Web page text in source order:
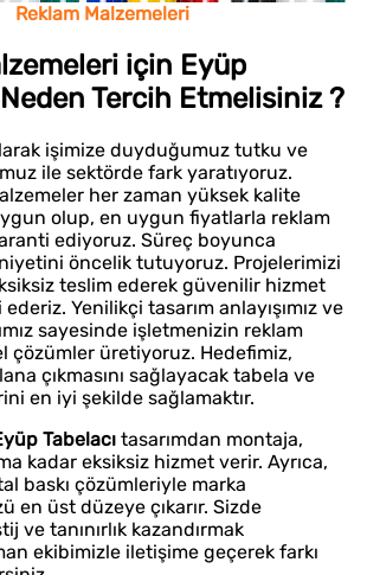
Reklam Malzemeleri
için Eyüp
Neden Tercih Etmelisiniz ?
işimize duyduğumuz tutku ve
ile sektörde fark yaratıyoruz.
her zaman yüksek kalite
olup, en uygun fiyatlarla reklam
ediyoruz. Süreç boyunca
öncelik tutuyoruz. Projelerimizi
teslim ederek güvenilir hizmet
Yenilikçi tasarım anlayışımız ve
sayesinde işletmenizin reklam
çözümler üretiyoruz. Hedefimiz,
çıkmasını sağlayacak tabela ve
en iyi şekilde sağlamaktır.
Tabelacı tasarımdan montaja,
kadar eksiksiz hizmet verir. Ayrıca,
baskı çözümleriyle marka
en üst düzeye çıkarır. Sizde
ve tanınırlık kazandırmak
ekibimizle iletişime geçerek farkı